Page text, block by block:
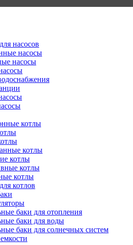
насосов
насосы
насосы
котлы
котлы
котлы
котлы
котлы
котлов
баки для отопления
баки для воды
баки для солнечных систем